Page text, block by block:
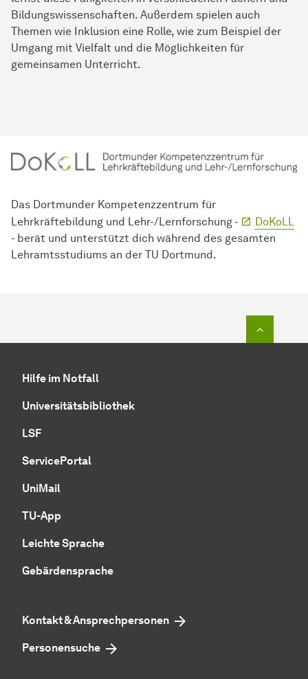
Bildungswissenschaften. Außerdem spielen auch
Themen wie Inklusion eine Rolle, wie zum Beispiel der
Umgang mit Vielfalt und die Möglichkeiten für
gemeinsamen Unterricht.
Das Dortmunder Kompetenz­zentrum für
Lehrkräftebildung und Lehr-/Lernforschung -
DoKoLL
- berät und unterstützt dich während des gesamten
Lehramtsstudiums an der TU Dortmund.
Hilfe im Notfall
Universitätsbibliothek
LSF
ServicePortal
UniMail
TU-App
Leichte Sprache
Gebärdensprache
Kontakt & Ansprechpersonen
Personensuche